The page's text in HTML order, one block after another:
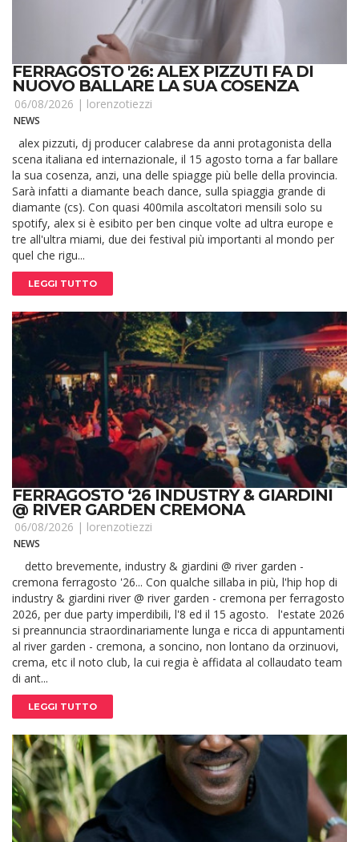
FERRAGOSTO '26: ALEX PIZZUTI FA DI
NUOVO BALLARE LA SUA COSENZA
06/08/2026 | lorenzotiezzi
NEWS
alex pizzuti, dj producer calabrese da anni protagonista della
scena italiana ed internazionale, il 15 agosto torna a far ballare
la sua cosenza, anzi, una delle spiagge più belle della provincia.
Sarà infatti a diamante beach dance, sulla spiaggia grande di
diamante (cs). Con quasi 400mila ascoltatori mensili solo su
spotify, alex si è esibito per ben cinque volte ad ultra europe e
tre all'ultra miami, due dei festival più importanti al mondo per
quel che rigu...
LEGGI TUTTO
FERRAGOSTO ‘26 INDUSTRY & GIARDINI
@ RIVER GARDEN CREMONA
06/08/2026 | lorenzotiezzi
NEWS
detto brevemente, industry & giardini @ river garden -
cremona ferragosto '26... Con qualche sillaba in più, l'hip hop di
industry & giardini river @ river garden - cremona per ferragosto
2026, per due party imperdibili, l'8 ed il 15 agosto. l'estate 2026
si preannuncia straordinariamente lunga e ricca di appuntamenti
al river garden - cremona, a soncino, non lontano da orzinuovi,
crema, etc il noto club, la cui regia è affidata al collaudato team
di ant...
LEGGI TUTTO